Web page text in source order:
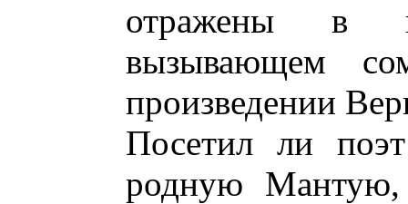
отражены в
вызывающем
произведении
Посетил ли
родную Мантую,